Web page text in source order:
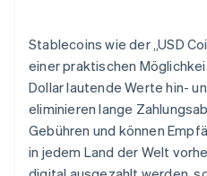
erstellen Sie einen
Richten Sie Compliance-
Berichterstattung ein
Erarbeiten Sie ein klares
Empfänger/innen
Stablecoins wie der „USD
einer praktischen
Dollar lautende Werte hin-
eliminieren lange
Gebühren und können
in jedem Land der Welt